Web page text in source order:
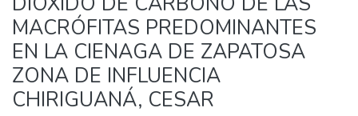
MACRÓFITAS PREDOMINANTES
EN LA CIENAGA DE ZAPATOSA
ZONA DE INFLUENCIA
CHIRIGUANÁ, CESAR